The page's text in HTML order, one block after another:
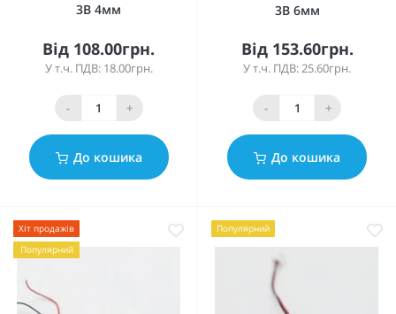
3В 4мм
Від 108.00грн.
У т.ч. ПДВ: 18.00грн.
- +
До кошика
3В 6мм
Від 153.60грн.
У т.ч. ПДВ: 25.60грн.
- +
До кошика
Хіт продажів
Популярний
Популярний